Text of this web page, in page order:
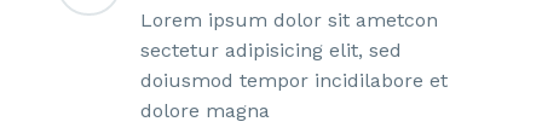
Lorem ipsum dolor sit ametcon
sectetur adipisicing elit, sed
doiusmod tempor incidilabore et
dolore magna